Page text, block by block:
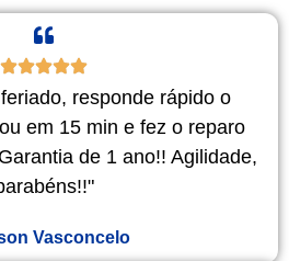
responde rápido o
em 15 min e fez o reparo
de 1 ano!! Agilidade,
Vasconcelo